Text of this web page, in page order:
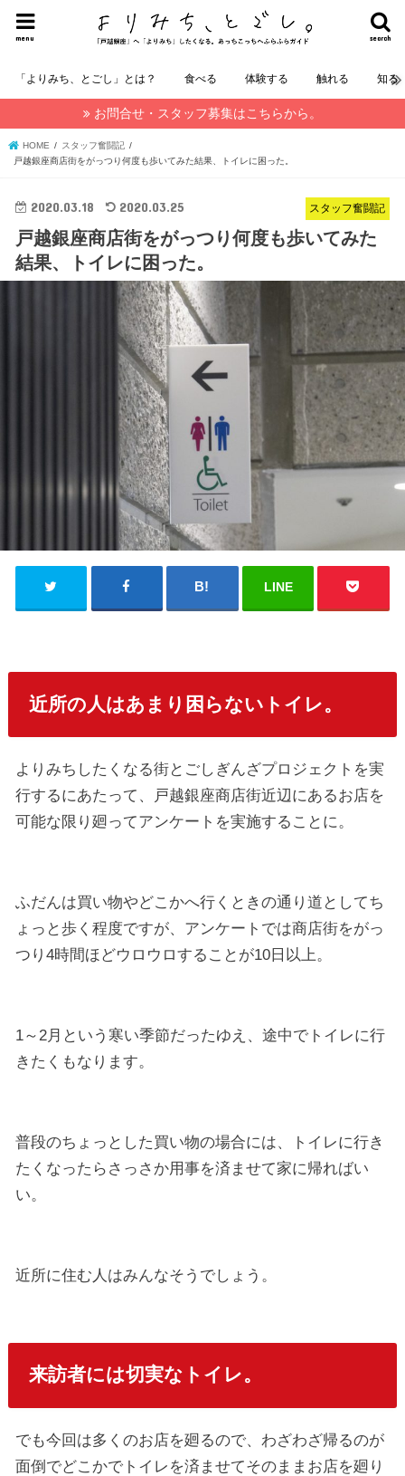
search
menu
「よりみち、とごし」とは？ 食べる 体験する 触れる 知る
お問合せ・スタッフ募集はこちらから。
HOME
スタッフ奮闘記
戸越銀座商店街をがっつり何度も歩いてみた結果、トイレに困った。
スタッフ奮闘記
2020.03.18 2020.03.25
戸越銀座商店街をがっつり何度も歩いてみた
結果、トイレに困った。
LINE
近所の人はあまり困らないトイレ。
よりみちしたくなる街とごしぎんざプロジェクトを実
行するにあたって、戸越銀座商店街近辺にあるお店を
可能な限り廻ってアンケートを実施することに。
ふだんは買い物やどこかへ行くときの通り道としてち
ょっと歩く程度ですが、アンケートでは商店街をがっ
つり4時間ほどウロウロすることが10日以上。
1～2月という寒い季節だったゆえ、途中でトイレに行
きたくもなります。
普段のちょっとした買い物の場合には、トイレに行き
たくなったらさっさか用事を済ませて家に帰ればい
い。
近所に住む人はみんなそうでしょう。
来訪者には切実なトイレ。
でも今回は多くのお店を廻るので、わざわざ帰るのが
面倒でどこかでトイレを済ませてそのままお店を廻り